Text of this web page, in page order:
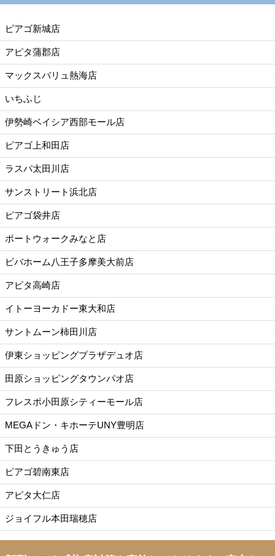
ピアゴ新城店
アピタ蒲郡店
マックスバリュ熱海店
いちふじ
伊勢崎ベイシア西部モール店
ピアゴ上和田店
ラスパ太田川店
サンストリート浜北店
ピアゴ袋井店
ポートウォークみなと店
ビバホーム八王子多摩美大前店
アピタ高崎店
イトーヨーカドー東大和店
サントムーン柿田川店
伊東ショッピングプラザデュオ店
田原ショッピングタウンパオ店
フレスポ小田原シティーモール店
MEGAドン・キホーテUNY豊明店
下田とうきゅう店
ピアゴ碧南東店
アピタ大仁店
ジョイフル本田瑞穂店